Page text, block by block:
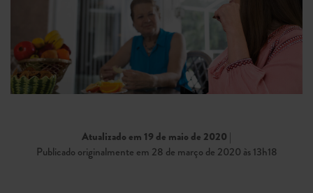
Atualizado em 19 de maio de 2020 |
Publicado originalmente em 28 de março de 2020 às 13h18